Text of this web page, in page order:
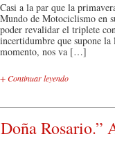
Casi a la par que la
Mundo de Motociclismo en
poder revalidar el triplete
incertidumbre que supone la
momento, nos va […]
+ Continuar leyendo